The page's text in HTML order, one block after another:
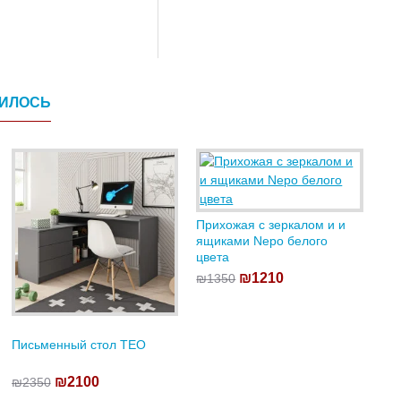
Письменный стол TEO
₪2350 ₪2100
Прихожая с зеркалом и и
ящиками Nepo белого
цвета
₪1350 ₪1210